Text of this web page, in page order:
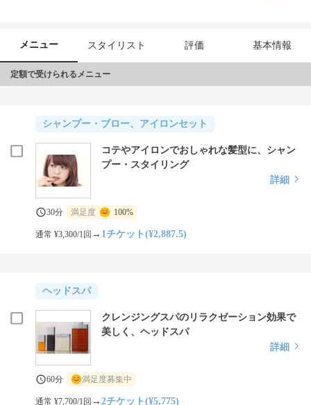
メニュー スタイリスト 評価 基本情報
定額で受けられるメニュー
シャンプー・ブロー、アイロンセット
コテやアイロンでおしゃれな髪型に、シャン
プー・スタイリング
詳細
30分 満足度 100%
通常 ¥3,300/1回 → 1チケット(¥2,887.5)
ヘッドスパ
クレンジングスパのリラクゼーション効果で
美しく、ヘッドスパ
詳細
60分 満足度募集中
通常 ¥7,700/1回 →2チケット(¥5,775)